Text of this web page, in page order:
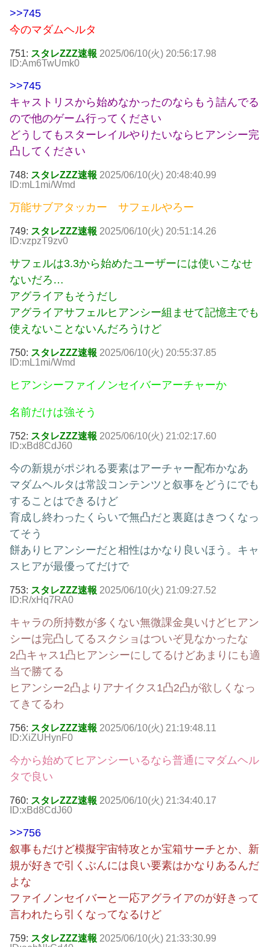
>>745
今のマダムヘルタ
751: スタレZZZ速報 2025/06/10(火) 20:56:17.98
ID:Am6TwUmk0
>>745
キャストリスから始めなかったのならもう詰んでる
ので他のゲーム行ってください
どうしてもスターレイルやりたいならヒアンシー完
凸してください
748: スタレZZZ速報 2025/06/10(火) 20:48:40.99
ID:mL1mi/Wmd
万能サブアタッカー サフェルやろー
749: スタレZZZ速報 2025/06/10(火) 20:51:14.26
ID:vzpzT9zv0
サフェルは3.3から始めたユーザーには使いこなせ
ないだろ…
アグライアもそうだし
アグライアサフェルヒアンシー組ませて記憶主でも
使えないことないんだろうけど
750: スタレZZZ速報 2025/06/10(火) 20:55:37.85
ID:mL1mi/Wmd
ヒアンシーファイノンセイバーアーチャーか
名前だけは強そう
752: スタレZZZ速報 2025/06/10(火) 21:02:17.60
ID:xBd8CdJ60
今の新規がポジれる要素はアーチャー配布かなあ
マダムヘルタは常設コンテンツと叙事をどうにでも
することはできるけど
育成し終わったくらいで無凸だと裏庭はきつくなっ
てそう
餅ありヒアンシーだと相性はかなり良いほう。キャ
スヒアが最優ってだけで
753: スタレZZZ速報 2025/06/10(火) 21:09:27.52
ID:R/xHq7RA0
キャラの所持数が多くない無微課金臭いけどヒアン
シーは完凸してるスクショはついぞ見なかったな
2凸キャス1凸ヒアンシーにしてるけどあまりにも適
当で勝てる
ヒアンシー2凸よりアナイクス1凸2凸が欲しくなっ
てきてるわ
756: スタレZZZ速報 2025/06/10(火) 21:19:48.11
ID:XiZUHynF0
今から始めてヒアンシーいるなら普通にマダムヘル
タで良い
760: スタレZZZ速報 2025/06/10(火) 21:34:40.17
ID:xBd8CdJ60
>>756
叙事もだけど模擬宇宙特攻とか宝箱サーチとか、新
規が好きで引くぶんには良い要素はかなりあるんだ
よな
ファイノンセイバーと一応アグライアのが好きって
言われたら引くなってなるけど
759: スタレZZZ速報 2025/06/10(火) 21:33:30.99